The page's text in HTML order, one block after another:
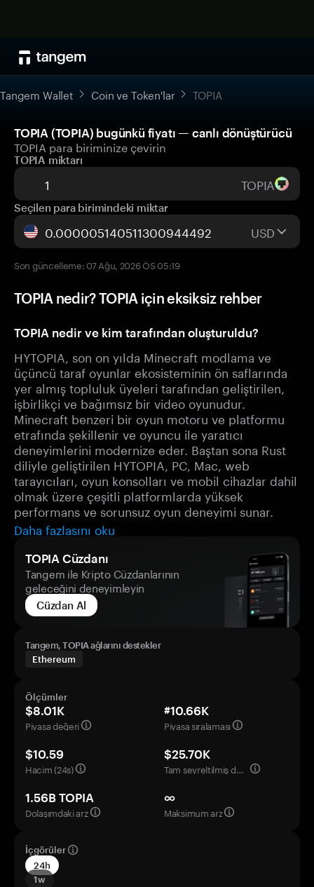
Tangem Wallet Coin ve Token'lar TOPIA
TOPIA (TOPIA) bugünkü fiyatı — canlı dönüştürücü
TOPIA para biriminize çevirin
TOPIA miktarı
TOPIA
Seçilen para birimindeki miktar
USD
Son güncelleme: 07 Ağu, 2026 ÖS 05:19
TOPIA nedir? TOPIA için eksiksiz rehber
TOPIA nedir ve kim tarafından oluşturuldu?
HYTOPIA, son on yılda Minecraft modlama ve
üçüncü taraf oyunlar ekosisteminin ön saflarında
yer almış topluluk üyeleri tarafından geliştirilen,
işbirlikçi ve bağımsız bir video oyunudur.
Minecraft benzeri bir oyun motoru ve platformu
etrafında şekillenir ve oyuncu ile yaratıcı
deneyimlerini modernize eder. Baştan sona Rust
diliyle geliştirilen HYTOPIA, PC, Mac, web
tarayıcıları, oyun konsolları ve mobil cihazlar dahil
olmak üzere çeşitli platformlarda yüksek
performans ve sorunsuz oyun deneyimi sunar.
Daha fazlasını oku
TOPIA Cüzdanı
Tangem ile Kripto Cüzdanlarının
geleceğini deneyimleyin
Cüzdan Al
Tangem, TOPIA ağlarını destekler
Ethereum
Ölçümler
$8.01K
Piyasa değeri
#10.66K
Piyasa sıralaması
$10.59
Hacim (24s)
$25.70K
Tam seyreltilmiş değerleme
1.56B TOPIA
Dolaşımdaki arz
∞
Maksimum arz
İçgörüler
24h
1w